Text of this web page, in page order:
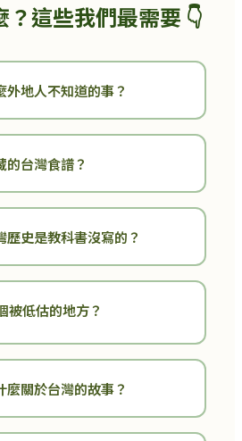
這些我們最需要 👇
外地人不知道的事？
的台灣食譜？
歷史是教科書沒寫的？
低估的地方？
麼關於台灣的故事？